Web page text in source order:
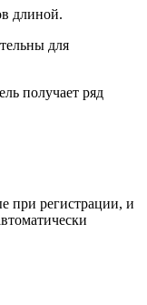
длиной.
для
получает ряд
при регистрации, и